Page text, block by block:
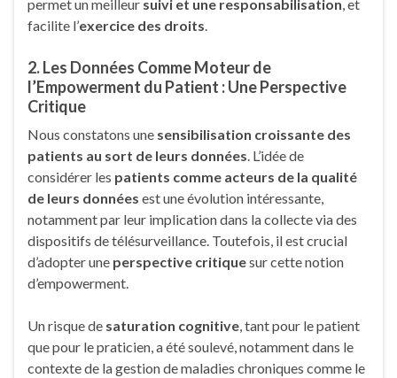
permet un meilleur suivi et une responsabilisation, et
facilite l’exercice des droits.
2. Les Données Comme Moteur de
l’Empowerment du Patient : Une Perspective
Critique
Nous constatons une sensibilisation croissante des
patients au sort de leurs données. L’idée de
considérer les patients comme acteurs de la qualité
de leurs données est une évolution intéressante,
notamment par leur implication dans la collecte via des
dispositifs de télésurveillance. Toutefois, il est crucial
d’adopter une perspective critiquesur cette notion
d’empowerment.
Un risque de saturation cognitive, tant pour le patient
que pour le praticien, a été soulevé, notamment dans le
contexte de la gestion de maladies chroniques comme le